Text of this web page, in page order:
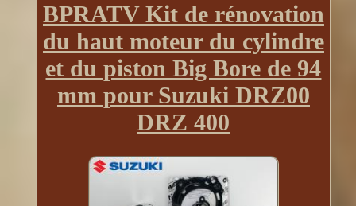
BPRATV Kit de rénovation
du haut moteur du cylindre
et du piston Big Bore de 94
mm pour Suzuki DRZ00
DRZ 400